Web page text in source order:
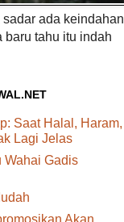
ada keindahan
baru tahu itu indah
Saat Halal, Haram,
Lagi Jelas
Wahai Gadis
Akan